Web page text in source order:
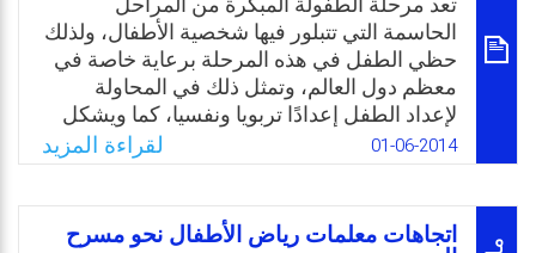
الحاسمة التي تتبلور فيها شخصية الأطفال، ولذلك
حظي الطفل في هذه المرحلة برعاية خاصة في
معظم دول العالم، وتمثل ذلك في المحاولة
لإعداد الطفل إعدادًا تربويا ونفسيا، كما ويشكل
النمو الاجتماعي أحد أهم هذه الجوانب، إذ يعمل
على تحويل الطفل من كائن بيولوجي إلى كائن
اجتماعي يتفاعل مع الآخرين ويندمج معهم، وهذا
ما دفع الباحثة إلى اختيار مسرح الدمى بوصفه
01-06-2014 لقراءة المزيد
اتجاهات معلمات رياض الأطفال نحو مسرح